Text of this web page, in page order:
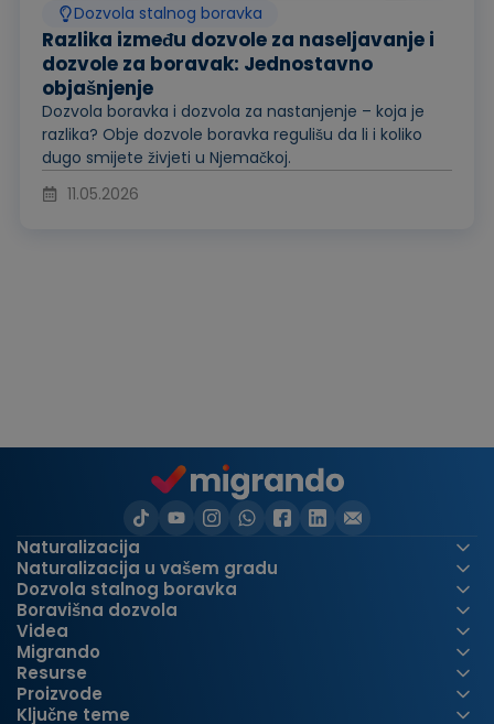
Dozvola stalnog boravka
Razlika između dozvole za naseljavanje i
dozvole za boravak: Jednostavno
objašnjenje
Dozvola boravka i dozvola za nastanjenje – koja je
razlika? Obje dozvole boravka regulišu da li i koliko
dugo smijete živjeti u Njemačkoj.
11.05.2026
Naturalizacija
Naturalizacija u vašem gradu
Dozvola stalnog boravka
Boravišna dozvola
Videa
Migrando
Resurse
Proizvode
Ključne teme